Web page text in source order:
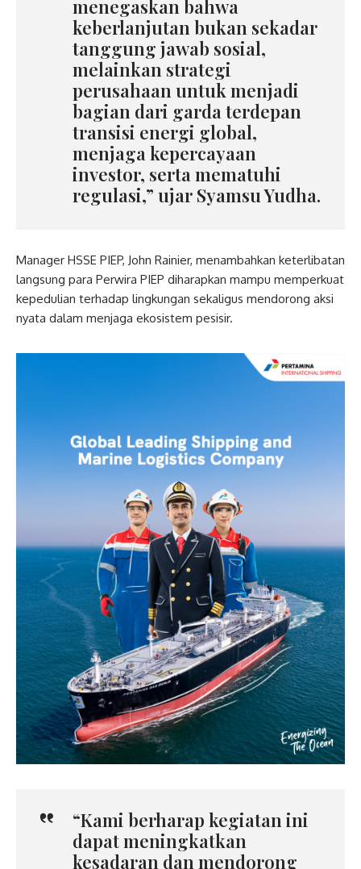
menegaskan bahwa
keberlanjutan bukan sekadar
tanggung jawab sosial,
melainkan strategi
perusahaan untuk menjadi
bagian dari garda terdepan
transisi energi global,
menjaga kepercayaan
investor, serta mematuhi
regulasi,” ujar Syamsu Yudha.
Manager HSSE PIEP, John Rainier, menambahkan keterlibatan
langsung para Perwira PIEP diharapkan mampu memperkuat
kepedulian terhadap lingkungan sekaligus mendorong aksi
nyata dalam menjaga ekosistem pesisir.
“Kami berharap kegiatan ini
dapat meningkatkan
kesadaran dan mendorong